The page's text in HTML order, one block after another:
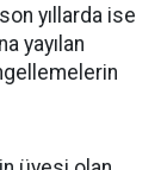
yıllarda ise
yayılan